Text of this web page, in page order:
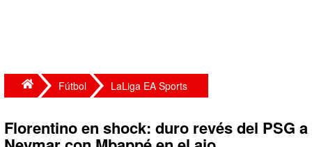
Fútbol LaLiga EA Sports
Florentino en shock: duro revés del PSG a